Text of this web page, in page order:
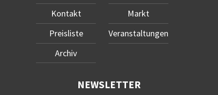
Kontakt
Preisliste
Archiv
Markt
Veranstaltungen
NEWSLETTER